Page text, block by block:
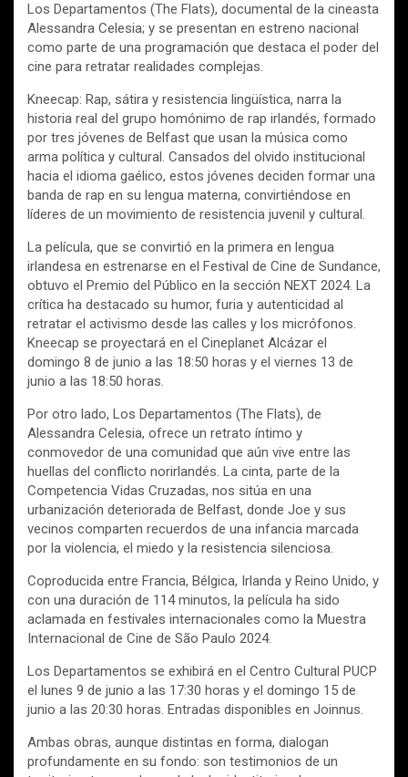
Los Departamentos (The Flats), documental de la cineasta
Alessandra Celesia; y se presentan en estreno nacional
como parte de una programación que destaca el poder del
cine para retratar realidades complejas.
Kneecap: Rap, sátira y resistencia lingüística, narra la
historia real del grupo homónimo de rap irlandés, formado
por tres jóvenes de Belfast que usan la música como
arma política y cultural. Cansados del olvido institucional
hacia el idioma gaélico, estos jóvenes deciden formar una
banda de rap en su lengua materna, convirtiéndose en
líderes de un movimiento de resistencia juvenil y cultural.
La película, que se convirtió en la primera en lengua
irlandesa en estrenarse en el Festival de Cine de Sundance,
obtuvo el Premio del Público en la sección NEXT 2024. La
crítica ha destacado su humor, furia y autenticidad al
retratar el activismo desde las calles y los micrófonos.
Kneecap se proyectará en el Cineplanet Alcázar el
domingo 8 de junio a las 18:50 horas y el viernes 13 de
junio a las 18:50 horas.
Por otro lado, Los Departamentos (The Flats), de
Alessandra Celesia, ofrece un retrato íntimo y
conmovedor de una comunidad que aún vive entre las
huellas del conflicto norirlandés. La cinta, parte de la
Competencia Vidas Cruzadas, nos sitúa en una
urbanización deteriorada de Belfast, donde Joe y sus
vecinos comparten recuerdos de una infancia marcada
por la violencia, el miedo y la resistencia silenciosa.
Coproducida entre Francia, Bélgica, Irlanda y Reino Unido, y
con una duración de 114 minutos, la película ha sido
aclamada en festivales internacionales como la Muestra
Internacional de Cine de São Paulo 2024.
Los Departamentos se exhibirá en el Centro Cultural PUCP
el lunes 9 de junio a las 17:30 horas y el domingo 15 de
junio a las 20:30 horas. Entradas disponibles en Joinnus.
Ambas obras, aunque distintas en forma, dialogan
profundamente en su fondo: son testimonios de un